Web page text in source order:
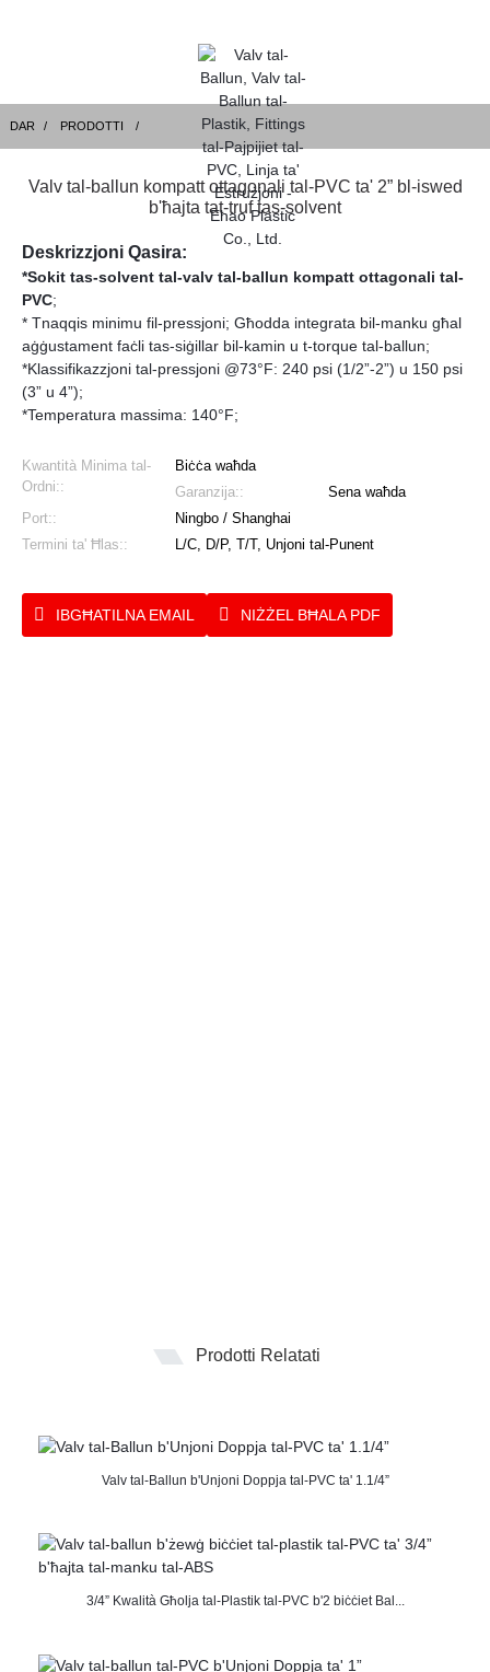
DAR PRODOTTI
Valv tal-ballun kompatt ottagonali tal-PVC ta' 2” bl-iswed
b'ħajta tat-truf tas-solvent
Deskrizzjoni Qasira:
*Sokit tas-solvent tal-valv tal-ballun kompatt ottagonali tal-
PVC;
* Tnaqqis minimu fil-pressjoni; Għodda integrata bil-manku għal
aġġustament faċli tas-siġillar bil-kamin u t-torque tal-ballun;
*Klassifikazzjoni tal-pressjoni @73°F: 240 psi (1/2”-2”) u 150 psi
(3” u 4”);
*Temperatura massima: 140°F;
Kwantità Minima tal-
Ordni::
Biċċa waħda
Garanzija::
Sena waħda
Port::
Ningbo / Shanghai
Termini ta' Ħlas::
L/C, D/P, T/T, Unjoni tal-Punent
IBGĦATILNA EMAIL NIŻŻEL BĦALA PDF
Prodotti Relatati
Valv tal-Ballun b'Unjoni Doppja tal-PVC ta' 1.1/4”
3/4” Kwalità Għolja tal-Plastik tal-PVC b'2 biċċiet Bal...